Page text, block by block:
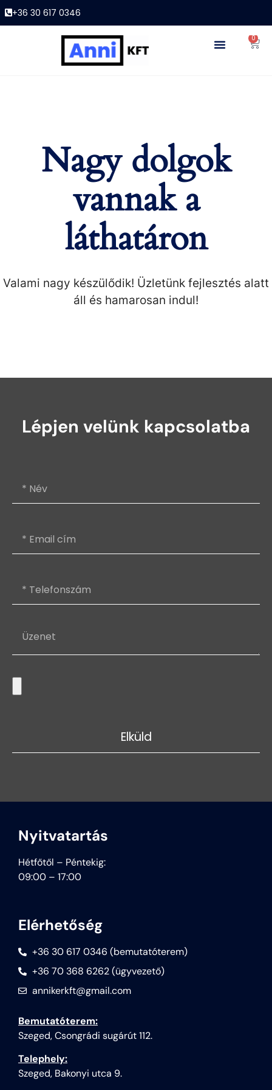
+36 30 617 0346
0
Nagy dolgok
vannak a
láthatáron
Valami nagy készülődik! Üzletünk fejlesztés alatt
áll és hamarosan indul!
Lépjen velünk kapcsolatba
Elküld
Nyitvatartás
Hétfőtől – Péntekig:
09:00 – 17:00
Elérhetőség
+36 30 617 0346 (bemutatóterem)
+36 70 368 6262 (ügyvezető)
annikerkft@gmail.com
Bemutatóterem:
Szeged, Csongrádi sugárút 112.
Telephely:
Szeged, Bakonyi utca 9.